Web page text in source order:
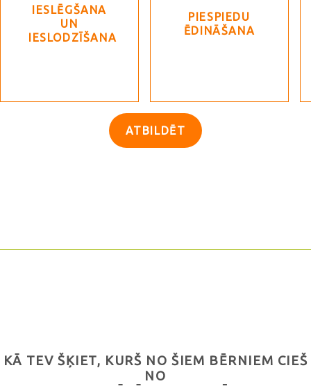
IESLĒGŠANA
UN
IESLODZĪŠANA
PIESPIEDU
ĒDINĀŠANA
ATBILDĒT
KĀ TEV ŠĶIET, KURŠ NO ŠIEM BĒRNIEM CIEŠ
NO